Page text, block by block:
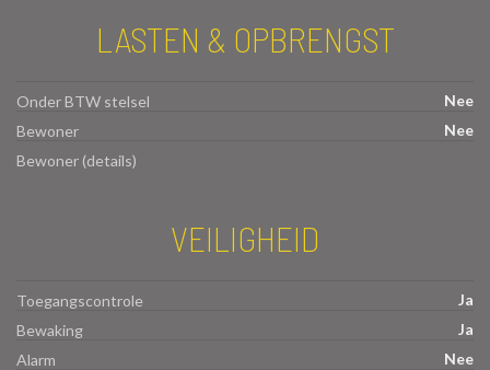
LASTEN & OPBRENGST
Onder BTW stelsel
Nee
Bewoner
Nee
Bewoner (details)
VEILIGHEID
Toegangscontrole
Ja
Bewaking
Ja
Alarm
Nee